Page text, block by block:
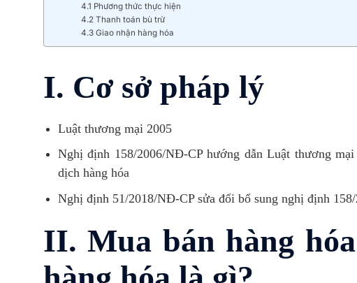
4.1 Phương thức thực hiện
4.2 Thanh toán bù trừ
4.3 Giao nhận hàng hóa
I. Cơ sở pháp lý
Luật thương mại 2005
Nghị định 158/2006/NĐ-CP hướng dẫn Luật thương
dịch hàng hóa
Nghị định 51/2018/NĐ-CP sửa đổi bổ sung nghị định
II. Mua bán hàng